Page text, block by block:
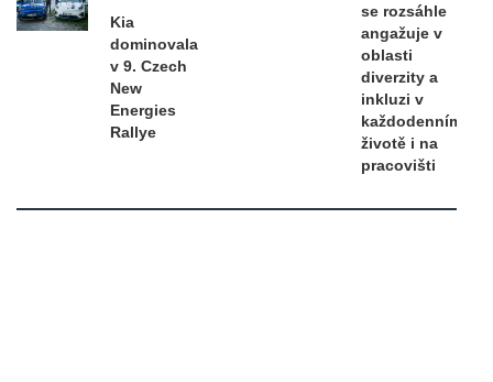
Kia
dominovala
v 9. Czech
New
Energies
Rallye
se rozsáhle
angažuje v
oblasti
diverzity a
inkluzi v
každodenním
životě i na
pracovišti